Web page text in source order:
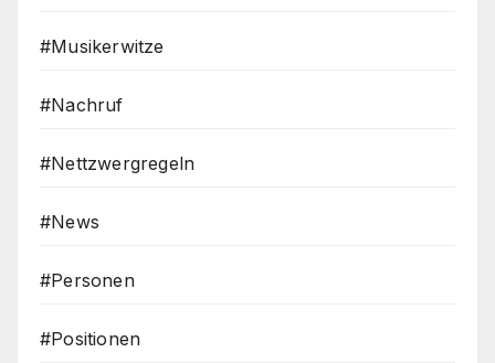
#Musikerwitze
#Nachruf
#Nettzwergregeln
#News
#Personen
#Positionen